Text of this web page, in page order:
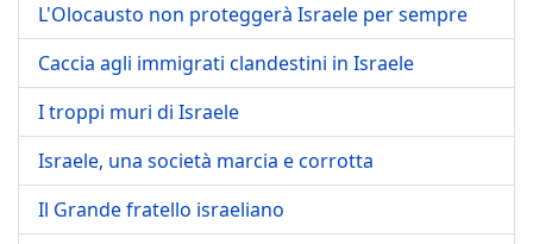
L'Olocausto non proteggerà Israele per sempre
Caccia agli immigrati clandestini in Israele
I troppi muri di Israele
Israele, una società marcia e corrotta
Il Grande fratello israeliano